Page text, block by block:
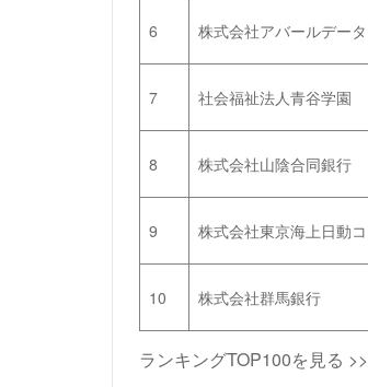
6 株式会社アバールデータ
7 社会福祉法人青谷学園
8 株式会社山陰合同銀行
9 株式会社東京海上日動
10 株式会社群馬銀行
ランキングTOP100を見る >>